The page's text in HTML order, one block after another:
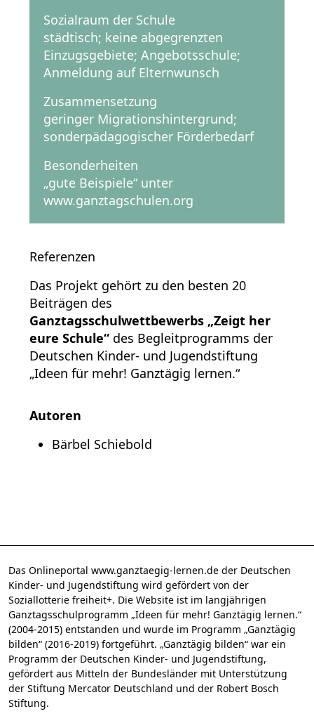
Sozialraum der Schule
städtisch; keine abgegrenzten
Einzugsgebiete; Angebotsschule;
Anmeldung auf Elternwunsch
Zusammensetzung
geringer Migrationshintergrund;
sonderpädagogischer Förderbedarf
Besonderheiten
„gute Beispiele“ unter
www.ganztagschulen.org
Referenzen
Das Projekt gehört zu den besten 20
Beiträgen des
Ganztagsschulwettbewerbs „Zeigt her
eure Schule“ des Begleitprogramms der
Deutschen Kinder- und Jugendstiftung
„Ideen für mehr! Ganztägig lernen.“
Autoren
Bärbel Schiebold
Das Onlineportal www.ganztaegig-lernen.de der Deutschen
Kinder- und Jugendstiftung wird gefördert von der
Soziallotterie freiheit+. Die Website ist im langjährigen
Ganztagsschulprogramm „Ideen für mehr! Ganztägig lernen.“
(2004-2015) entstanden und wurde im Programm „Ganztägig
bilden“ (2016-2019) fortgeführt. „Ganztägig bilden“ war ein
Programm der Deutschen Kinder- und Jugendstiftung,
gefördert aus Mitteln der Bundesländer mit Unterstützung
der Stiftung Mercator Deutschland und der Robert Bosch
Stiftung.